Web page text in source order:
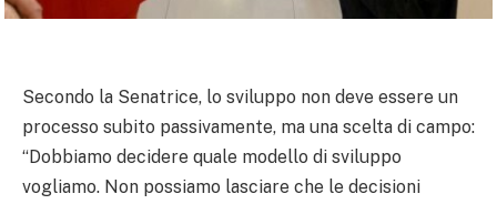
Secondo la Senatrice, lo sviluppo non deve essere un
processo subito passivamente, ma una scelta di campo:
“Dobbiamo decidere quale modello di sviluppo
vogliamo. Non possiamo lasciare che le decisioni